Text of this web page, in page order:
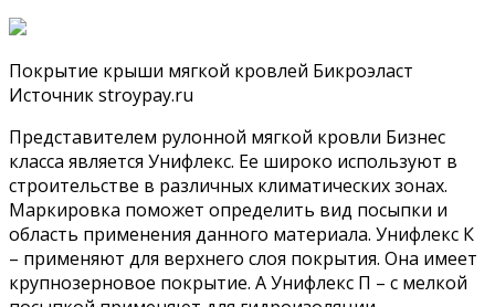
Покрытие крыши мягкой кровлей Бикроэласт
Источник stroypay.ru
Представителем рулонной мягкой кровли Бизнес
класса является Унифлекс. Ее широко используют в
строительстве в различных климатических зонах.
Маркировка поможет определить вид посыпки и
область применения данного материала. Унифлекс К
– применяют для верхнего слоя покрытия. Она имеет
крупнозерновое покрытие. А Унифлекс П – с мелкой